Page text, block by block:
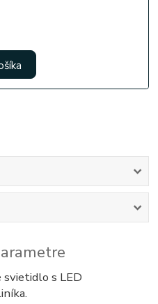
svietidlo s LED